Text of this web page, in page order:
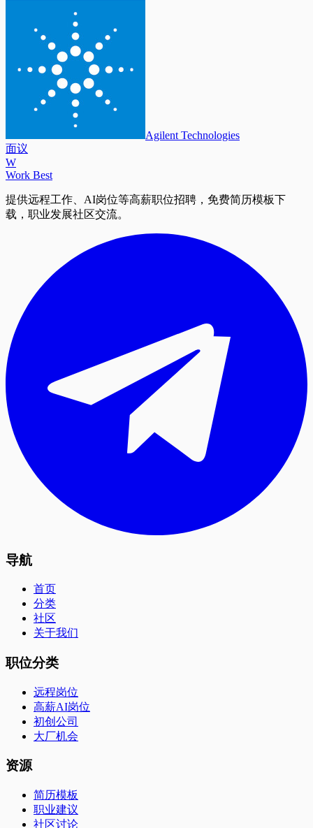
Agilent Technologies
面议
W
Work Best
提供远程工作、AI岗位等高薪职位招聘，免费简历模板下
载，职业发展社区交流。
导航
首页
分类
社区
关于我们
职位分类
远程岗位
高薪AI岗位
初创公司
大厂机会
资源
简历模板
职业建议
社区讨论